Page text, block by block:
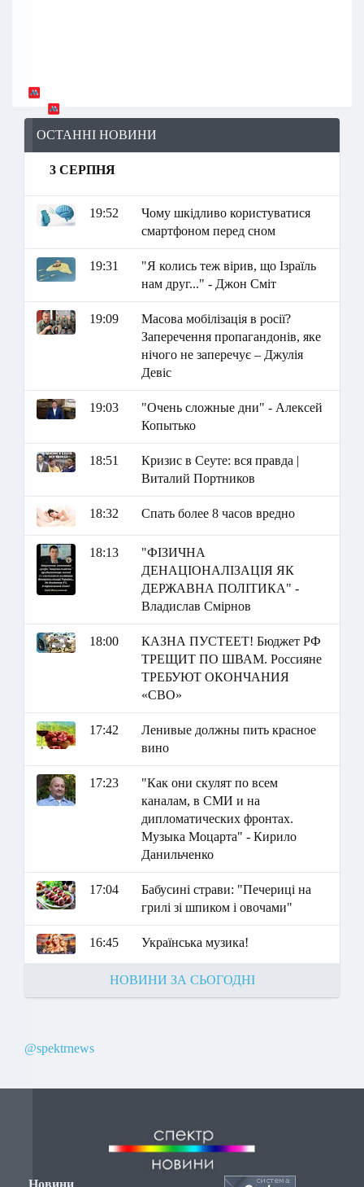
ОСТАННІ НОВИНИ
3 СЕРПНЯ
19:52
Чому шкідливо користуватися
смартфоном перед сном
19:31
"Я колись теж вірив, що Ізраїль
нам друг..." - Джон Сміт
19:09
Масова мобілізація в росії?
Заперечення пропагандонів, яке
нічого не заперечує – Джулія
Девіс
19:03
"Очень сложные дни" - Алексей
Копытько
18:51
Кризис в Сеуте: вся правда |
Виталий Портников
18:32 Спать более 8 часов вредно
18:13
"ФІЗИЧНА
ДЕНАЦІОНАЛІЗАЦІЯ ЯК
ДЕРЖАВНА ПОЛІТИКА" -
Владислав Смірнов
18:00
КАЗНА ПУСТЕЕТ! Бюджет РФ
ТРЕЩИТ ПО ШВАМ. Россияне
ТРЕБУЮТ ОКОНЧАНИЯ
«СВО»
17:42
Ленивые должны пить красное
вино
17:23
"Как они скулят по всем
каналам, в СМИ и на
дипломатических фронтах.
Музыка Моцарта" - Кирило
Данильченко
17:04
Бабусині страви: "Печериці на
грилі зі шпиком і овочами"
16:45 Українська музика!
НОВИНИ ЗА СЬОГОДНІ
@spektrnews